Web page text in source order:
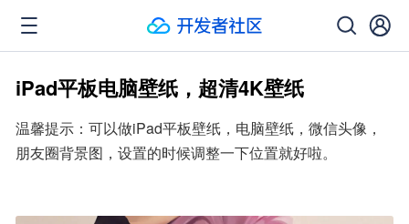
iPad平板电脑壁纸，超清4K壁纸
温馨提示：可以做iPad平板壁纸，电脑壁纸，微信头像，
朋友圈背景图，设置的时候调整一下位置就好啦。